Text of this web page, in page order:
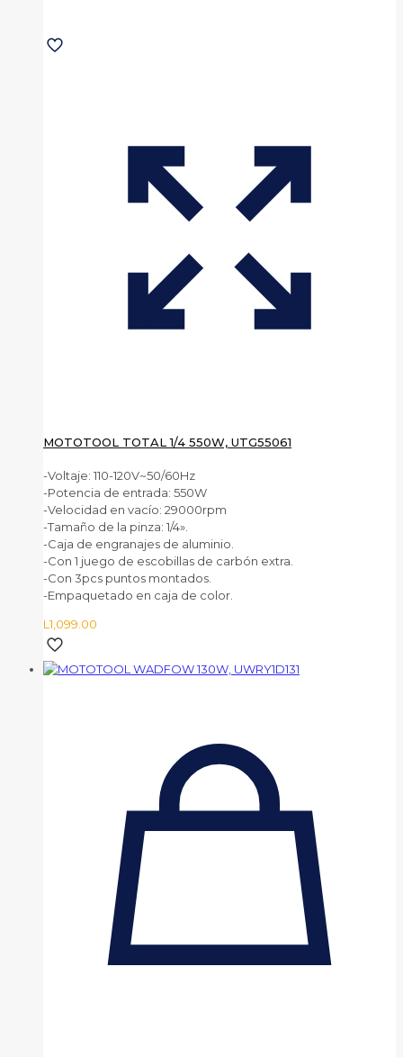
MOTOTOOL TOTAL 1/4 550W, UTG55061
-Voltaje: 110-120V~50/60Hz
-Potencia de entrada: 550W
-Velocidad en vacío: 29000rpm
-Tamaño de la pinza: 1/4».
-Caja de engranajes de aluminio.
-Con 1 juego de escobillas de carbón extra.
-Con 3pcs puntos montados.
-Empaquetado en caja de color.
L1,099.00